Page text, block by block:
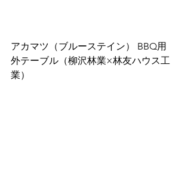
アカマツ（ブルーステイン） BBQ用
外テーブル（柳沢林業×林友ハウス工
業）